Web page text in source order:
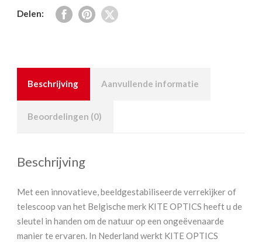
Delen:
Beschrijving Aanvullende informatie
Beoordelingen (0)
Beschrijving
Met een innovatieve, beeldgestabiliseerde verrekijker of
telescoop van het Belgische merk KITE OPTICS heeft u de
sleutel in handen om de natuur op een ongeëvenaarde
manier te ervaren. In Nederland werkt KITE OPTICS